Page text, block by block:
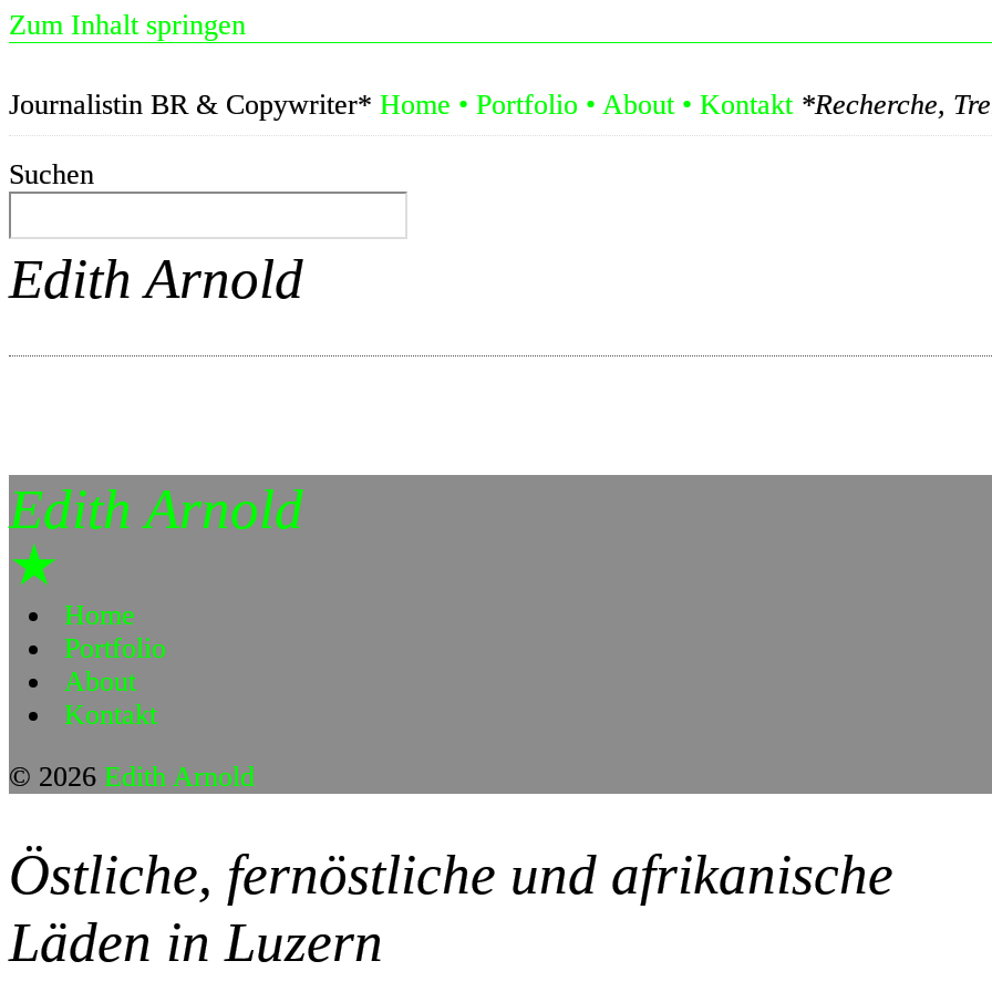
Zum Inhalt springen
Journalistin BR & Copywriter* Home • Portfolio • About • Kontakt *Recherche, Trends, Konzepte: Let's
Suchen
Edith Arnold
★
Edith Arnold
Home
Portfolio
About
Kontakt
© 2026 Edith Arnold
Östliche, fernöstliche und afrikanische
Läden in Luzern